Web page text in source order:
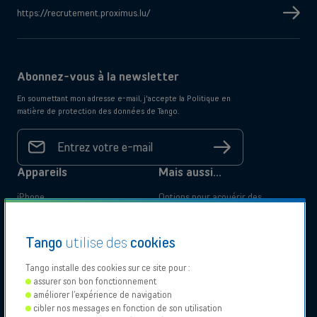
https://recrutement.proximus.lu/
Abonnez-vous à la newsletter
En soumettant mon adresse e-mail, j'accepte la Politique en
matière de protection des données de Tango.
Votre
adresse
e-mail* S'inscrire
Appareils
iPhone
Mais aussi...
Options pour acquérir des
mobiles
Tango Privilege Programme
Documentation legale
Déclarations d'accessibilité
Tango utilise des cookies
Tango installe des cookies sur ce site pour :
assurer son bon fonctionnement
améliorer l’expérience de navigation
cibler nos messages en fonction de son utilisation